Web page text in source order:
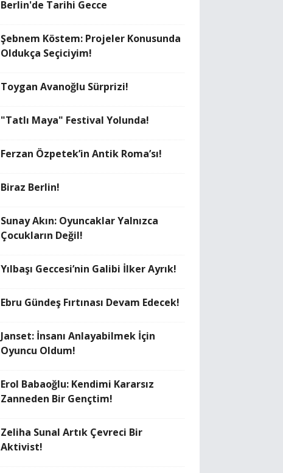
Berlin'de Tarihi Gecce
Şebnem Köstem: Projeler Konusunda
Oldukça Seçiciyim!
Toygan Avanoğlu Sürprizi!
"Tatlı Maya" Festival Yolunda!
Ferzan Özpetek’in Antik Roma’sı!
Biraz Berlin!
Sunay Akın: Oyuncaklar Yalnızca
Çocukların Değil!
Yılbaşı Geccesi’nin Galibi İlker Ayrık!
Ebru Gündeş Fırtınası Devam Edecek!
Janset: İnsanı Anlayabilmek İçin
Oyuncu Oldum!
Erol Babaoğlu: Kendimi Kararsız
Zanneden Bir Gençtim!
Zeliha Sunal Artık Çevreci Bir
Aktivist!